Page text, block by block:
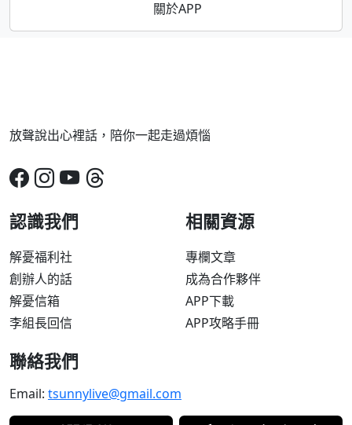
關於APP
放聲說出心裡話，陪你一起走過煩惱
認識我們
解憂福利社
創辦人的話
解憂信箱
李組長回信
相關資源
專欄文章
成為合作夥伴
APP下載
APP攻略手冊
聯絡我們
Email: tsunnylive@gmail.com